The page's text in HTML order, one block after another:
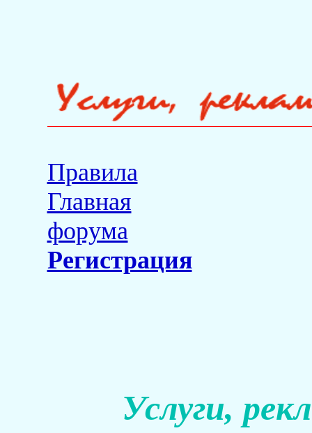
Правила
Главная
форума
Регистрация
Услуги,